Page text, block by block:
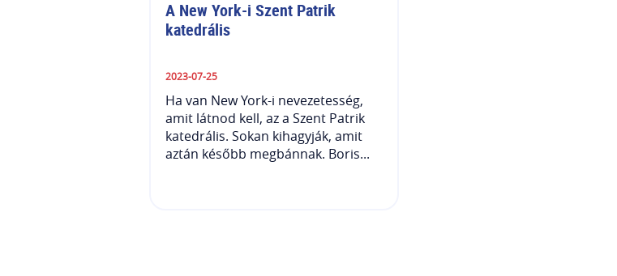
A New York-i Szent Patrik
katedrális
2023-07-25
Ha van New York-i nevezetesség,
amit látnod kell, az a Szent Patrik
katedrális. Sokan kihagyják, amit
aztán később megbánnak. Boris...